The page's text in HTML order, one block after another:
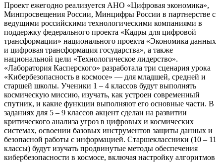
Проект ежегодно реализуется АНО «Цифровая экономика»,
Минпросвещения России, Минцифры России в партнерстве с
ведущими российскими технологическими компаниями в
поддержку федерального проекта «Кадры для цифровой
трансформации» национального проекта «Экономика данных
и цифровая трансформация государства», а также
национальной цели «Технологическое лидерство».
«Лаборатория Касперского» разработала три сценария урока
«Кибербезопасность в космосе» — для младшей, средней и
старшей школы. Ученики 1 – 4 классов будут выполнять
космическую миссию, изучать, как устроен современный
спутник, и какие функции выполняют его основные части. В
заданиях для 5 – 9 классов акцент сделан на развитии
критического анализа угроз в цифровых и космических
системах, освоении базовых инструментов защиты данных и
безопасной работы с информацией. Старшеклассники (10 – 11
классы) будут изучать продвинутые методы обеспечения
кибербезопасности в космосе, включая настройку алгоритмов